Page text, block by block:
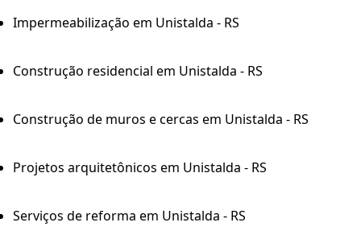
Impermeabilização em Unistalda - RS
Construção residencial em Unistalda - RS
Construção de muros e cercas em Unistalda - RS
Projetos arquitetônicos em Unistalda - RS
Serviços de reforma em Unistalda - RS